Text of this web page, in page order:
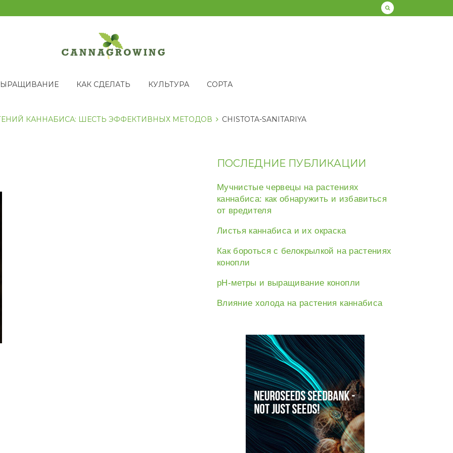
КАК СДЕЛАТЬ КУЛЬТУРА СОРТА
КАННАБИСА: ШЕСТЬ ЭФФЕКТИВНЫХ МЕТОДОВ CHISTOTA-SANITARIYA
ПОСЛЕДНИЕ ПУБЛИКАЦИИ
Мучнистые червецы на растениях
каннабиса: как обнаружить и избавиться
от вредителя
Листья каннабиса и их окраска
Как бороться с белокрылкой на растениях
конопли
рН-метры и выращивание конопли
Влияние холода на растения каннабиса